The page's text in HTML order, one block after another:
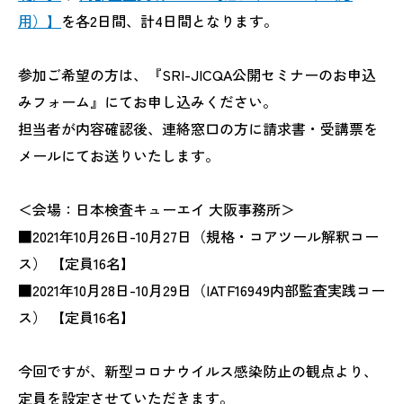
用）】 を各2日間、計4日間となります。
参加ご希望の方は、『SRI-JICQA公開セミナーのお申込
みフォーム』にてお申し込みください。
担当者が内容確認後、連絡窓口の方に請求書・受講票を
メールにてお送りいたします。
＜会場：日本検査キューエイ 大阪事務所＞
■2021年10月26日-10月27日（規格・コアツール解釈コー
ス） 【定員16名】
■2021年10月28日-10月29日（IATF16949内部監査実践コー
ス） 【定員16名】
今回ですが、新型コロナウイルス感染防止の観点より、
定員を設定させていただきます。